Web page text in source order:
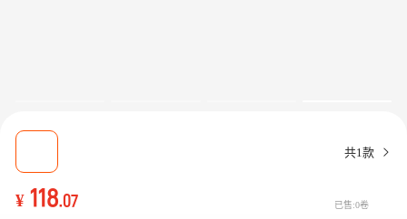
共1款
¥ 118.07 已售:0卷